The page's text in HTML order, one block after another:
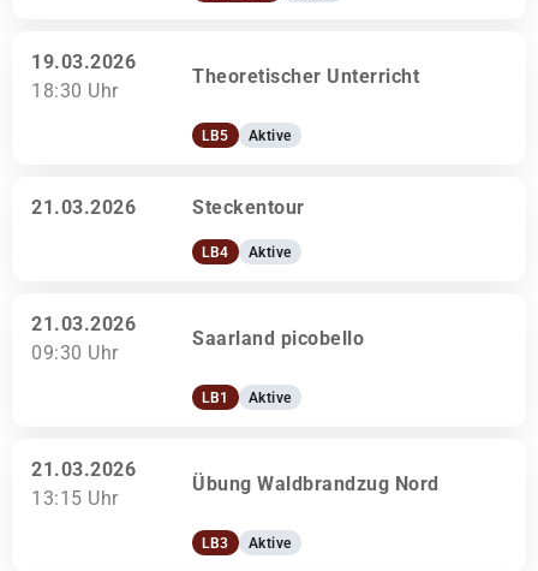
19.03.2026
18:30 Uhr
Theoretischer Unterricht
LB5 Aktive
21.03.2026 Steckentour
LB4 Aktive
21.03.2026
09:30 Uhr
Saarland picobello
LB1 Aktive
21.03.2026
13:15 Uhr
Übung Waldbrandzug Nord
LB3 Aktive